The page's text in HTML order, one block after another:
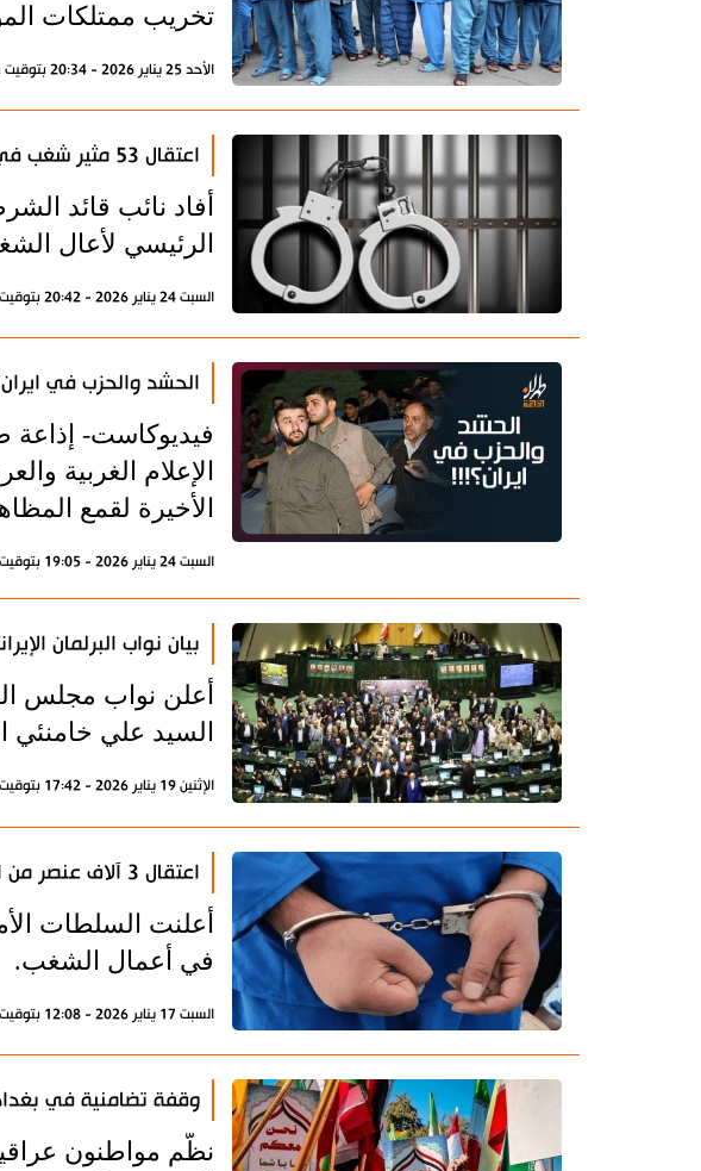
تخريب ممتلكات
الأحد 25 يناير 2026 - 20:34 بتوقيت طهران
اعتقال 53 مثير شغب في دامغان
الرئيسي لأعال
السبت 24 يناير 2026 - 20:42 بتوقيت طهران
الحشد والحزب في
فيديوكاست-
الإعلام الغربية
الأخيرة لقمع
السبت 24 يناير 2026 - 19:05 بتوقيت طهران
بيان نواب البرلمان
أعلن نواب مجلس
السيد علي خامنئي
الإثنين 19 يناير 2026 - 17:42 بتوقيت طهران
اعتقال 3 آلاف عنصر من الجماعات الإرهابية في إيران
في أعمال الشغب.
السبت 17 يناير 2026 - 12:08 بتوقيت طهران
وقفة تضامنية في
نظّم مواطنون